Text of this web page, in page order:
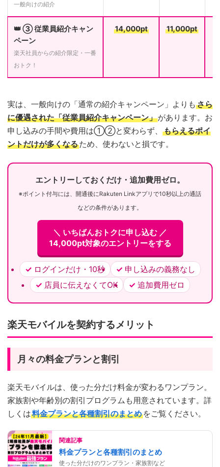
一般向けの紹介
👑 ③ 従業員紹介キャン
ペーン
楽天社員からの紹介限定・一番
おトク！
14,000pt 11,000pt
実は、一般向けの「通常の紹介キャンペーン」よりも さら
に優遇された「従業員紹介キャンペーン」があります。お
申し込みの手間や費用は①②と変わらず、 もらえるポイ
ントだけが多くなるため、使わないと損です。
エントリーしておくだけ・追加費用ゼロ。
※ポイント付与には、開通後にRakuten Linkアプリで10秒以上の通話
などの条件があります。
＼ いちばんおトクに申し込む ／
14,000pt対象のエントリーをする
ログインだけ・10秒
申し込みの義務なし
店員に伝えなくてOK
追加費用ゼロ
楽天モバイルを契約するメリット
月々の料金プランと割引
楽天モバイルは、使った分だけ料金が変わるワンプラン。
家族割や年齢別の割引プログラムも用意されています。詳
しくは料金プランと各種割引のまとめ をご覧ください。
関連記事
料金プランと各種割引のまとめ
使った分だけのワンプラン・家族割など